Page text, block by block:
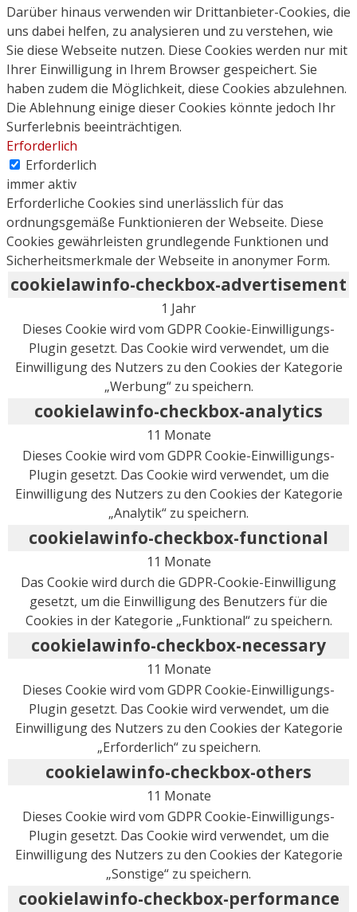
Darüber hinaus verwenden wir Drittanbieter-Cookies, die
uns dabei helfen, zu analysieren und zu verstehen, wie
Sie diese Webseite nutzen. Diese Cookies werden nur mit
Ihrer Einwilligung in Ihrem Browser gespeichert. Sie
haben zudem die Möglichkeit, diese Cookies abzulehnen.
Die Ablehnung einige dieser Cookies könnte jedoch Ihr
Surferlebnis beeinträchtigen.
Erforderlich
Erforderlich
immer aktiv
Erforderliche Cookies sind unerlässlich für das
ordnungsgemäße Funktionieren der Webseite. Diese
Cookies gewährleisten grundlegende Funktionen und
Sicherheitsmerkmale der Webseite in anonymer Form.
cookielawinfo-checkbox-advertisement
1 Jahr
Dieses Cookie wird vom GDPR Cookie-Einwilligungs-
Plugin gesetzt. Das Cookie wird verwendet, um die
Einwilligung des Nutzers zu den Cookies der Kategorie
„Werbung“ zu speichern.
cookielawinfo-checkbox-analytics
11 Monate
Dieses Cookie wird vom GDPR Cookie-Einwilligungs-
Plugin gesetzt. Das Cookie wird verwendet, um die
Einwilligung des Nutzers zu den Cookies der Kategorie
„Analytik“ zu speichern.
cookielawinfo-checkbox-functional
11 Monate
Das Cookie wird durch die GDPR-Cookie-Einwilligung
gesetzt, um die Einwilligung des Benutzers für die
Cookies in der Kategorie „Funktional“ zu speichern.
cookielawinfo-checkbox-necessary
11 Monate
Dieses Cookie wird vom GDPR Cookie-Einwilligungs-
Plugin gesetzt. Das Cookie wird verwendet, um die
Einwilligung des Nutzers zu den Cookies der Kategorie
„Erforderlich“ zu speichern.
cookielawinfo-checkbox-others
11 Monate
Dieses Cookie wird vom GDPR Cookie-Einwilligungs-
Plugin gesetzt. Das Cookie wird verwendet, um die
Einwilligung des Nutzers zu den Cookies der Kategorie
„Sonstige“ zu speichern.
cookielawinfo-checkbox-performance